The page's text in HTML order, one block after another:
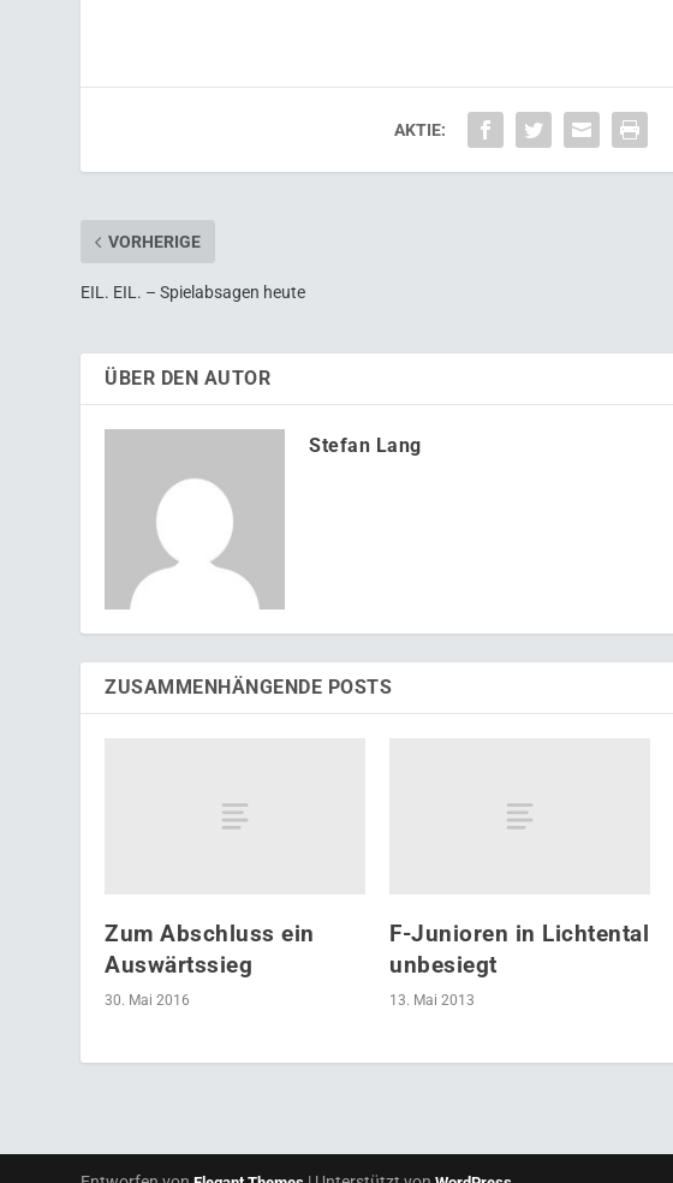
AKTIE:
VORHERIGE
EIL. EIL. – Spielabsagen heute
ÜBER DEN AUTOR
Stefan Lang
ZUSAMMENHÄNGENDE POSTS
Zum Abschluss ein
Auswärtssieg
30. Mai 2016
F-Junioren in Lichtental
unbesiegt
13. Mai 2013